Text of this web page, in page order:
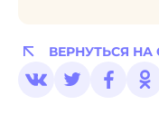
ВЕРНУТЬСЯ